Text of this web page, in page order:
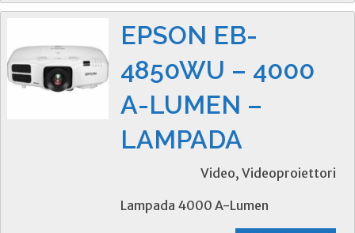
EPSON EB-
4850WU – 4000
A-LUMEN –
LAMPADA
Video, Videoproiettori
Lampada 4000 A-Lumen